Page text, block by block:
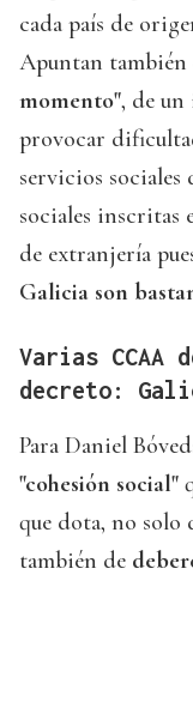
cada país de
Apuntan también
momento", de
provocar
servicios sociales
sociales inscritas
de extranjería
Galicia son
Varias
decreto:
Para Daniel
"cohesión social"
que dota, no solo
también de